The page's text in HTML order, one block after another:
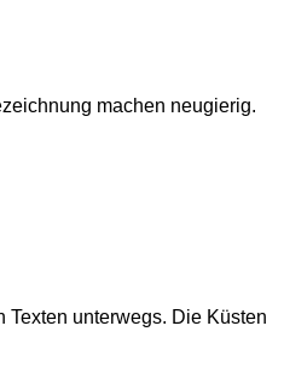
machen neugierig.
Texten unterwegs. Die Küsten